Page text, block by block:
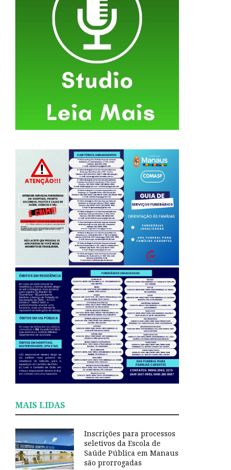
MAIS LIDAS
Inscrições para processos
seletivos da Escola de
Saúde Pública em Manaus
são prorrogadas